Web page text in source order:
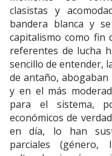
clasistas y
bandera blanca y
capitalismo como fin
referentes de lucha
sencillo de entender,
de antaño,
y en el más
para el sistema,
económicos de
en día, lo han
parciales (género,